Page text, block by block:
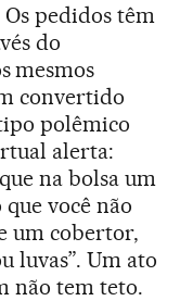
Os pedidos têm
do
mesmos
convertido
polêmico
alerta:
na bolsa um
você não
um cobertor,
luvas”. Um ato
não tem teto.